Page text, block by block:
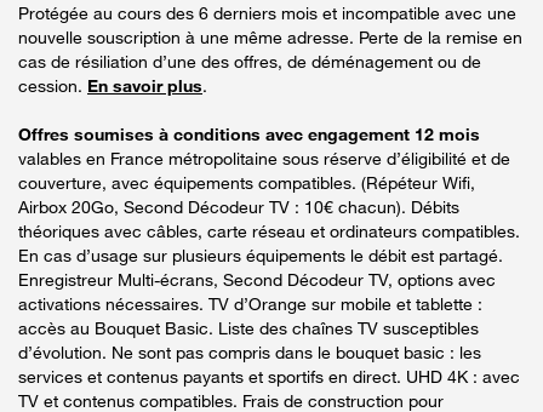
Protégée au cours des 6 derniers mois et incompatible avec une
nouvelle souscription à une même adresse. Perte de la remise en
cas de résiliation d’une des offres, de déménagement ou de
cession. En savoir plus.
Offres soumises à conditions avec engagement 12 mois
valables en France métropolitaine sous réserve d’éligibilité et de
couverture, avec équipements compatibles. (Répéteur Wifi,
Airbox 20Go, Second Décodeur TV : 10€ chacun). Débits
théoriques avec câbles, carte réseau et ordinateurs compatibles.
En cas d’usage sur plusieurs équipements le débit est partagé.
Enregistreur Multi-écrans, Second Décodeur TV, options avec
activations nécessaires. TV d’Orange sur mobile et tablette :
accès au Bouquet Basic. Liste des chaînes TV susceptibles
d’évolution. Ne sont pas compris dans le bouquet basic : les
services et contenus payants et sportifs en direct. UHD 4K : avec
TV et contenus compatibles. Frais de construction pour